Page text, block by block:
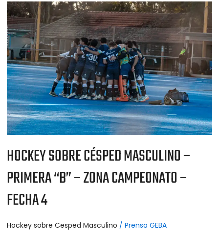
HOCKEY SOBRE CÉSPED MASCULINO –
PRIMERA “B” – ZONA CAMPEONATO –
FECHA 4
Hockey sobre Cesped Masculino / Prensa GEBA
HOCKEY
SOBRE
CÉSPED
MASCULINO
–
PRIMERA
“B”
–
ZONA
CAMPEONATO
–
FECHA
4